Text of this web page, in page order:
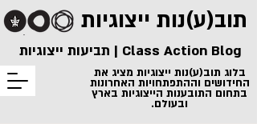
תוב(ע)נות ייצוגיות
בלוג תוב(ע)נות ייצוגיות מציג את
החידושים וההתפתחויות האחרונות
בתחום התובענות הייצוגיות בארץ
ובעולם.
Class Action Blog | תביעות ייצוגיות